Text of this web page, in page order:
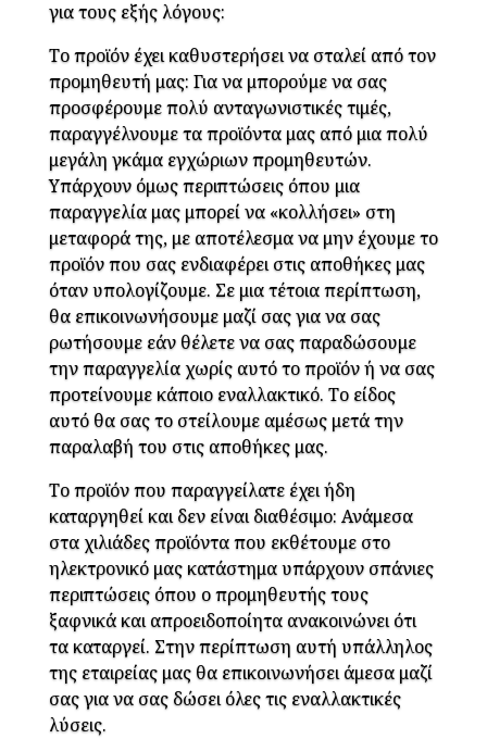
για τους εξής λόγους:
Το προϊόν έχει καθυστερήσει να σταλεί από τον
προμηθευτή μας: Για να μπορούμε να σας
προσφέρουμε πολύ ανταγωνιστικές τιμές,
παραγγέλνουμε τα προϊόντα μας από μια πολύ
μεγάλη γκάμα εγχώριων προμηθευτών.
Υπάρχουν όμως περιπτώσεις όπου μια
παραγγελία μας μπορεί να «κολλήσει» στη
μεταφορά της, με αποτέλεσμα να μην έχουμε το
προϊόν που σας ενδιαφέρει στις αποθήκες μας
όταν υπολογίζουμε. Σε μια τέτοια περίπτωση,
θα επικοινωνήσουμε μαζί σας για να σας
ρωτήσουμε εάν θέλετε να σας παραδώσουμε
την παραγγελία χωρίς αυτό το προϊόν ή να σας
προτείνουμε κάποιο εναλλακτικό. Το είδος
αυτό θα σας το στείλουμε αμέσως μετά την
παραλαβή του στις αποθήκες μας.
Το προϊόν που παραγγείλατε έχει ήδη
καταργηθεί και δεν είναι διαθέσιμο: Ανάμεσα
στα χιλιάδες προϊόντα που εκθέτουμε στο
ηλεκτρονικό μας κατάστημα υπάρχουν σπάνιες
περιπτώσεις όπου ο προμηθευτής τους
ξαφνικά και απροειδοποίητα ανακοινώνει ότι
τα καταργεί. Στην περίπτωση αυτή υπάλληλος
της εταιρείας μας θα επικοινωνήσει άμεσα μαζί
σας για να σας δώσει όλες τις εναλλακτικές
λύσεις.